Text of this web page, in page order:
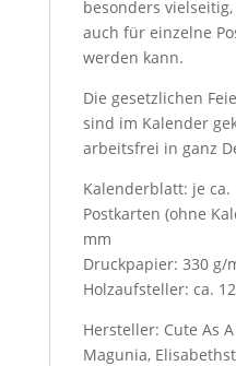
besonders
auch für einzelne
werden kann.
Die gesetzlichen
sind im Kalender
arbeitsfrei in ganz
Kalenderblatt: je ca.
Postkarten (ohne
mm
Druckpapier: 330 g/
Holzaufsteller: ca.
Hersteller: Cute As
Magunia,